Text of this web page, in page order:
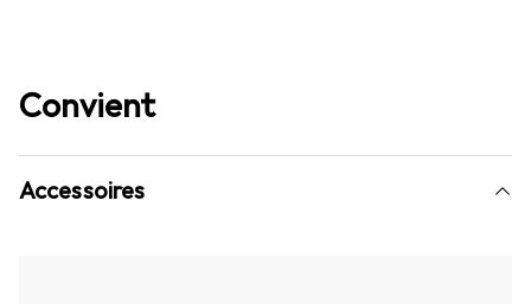
Convient
Accessoires